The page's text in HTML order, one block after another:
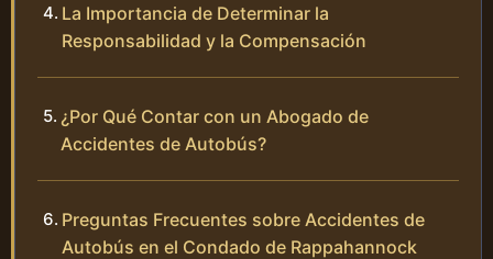
La Importancia de Determinar la
Responsabilidad y la Compensación
¿Por Qué Contar con un Abogado de
Accidentes de Autobús?
Preguntas Frecuentes sobre Accidentes de
Autobús en el Condado de Rappahannock